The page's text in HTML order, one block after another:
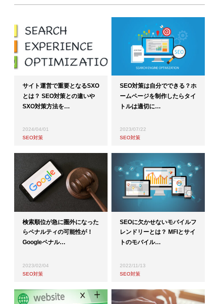
サイト運営で重要となるSXO
とは？ SEO対策との違いや
SXO対策方法を…
2024/04/01
SEO対策
SEO対策は自分でできる？ホ
ームページを制作したらタイ
トルは適切に…
2023/07/22
SEO対策
検索順位が急に圏外になった
らペナルティの可能性が！
Googleペナル…
2023/02/04
SEO対策
SEOに欠かせないモバイルフ
レンドリーとは？ MFIとサイ
トのモバイル…
2022/11/13
SEO対策